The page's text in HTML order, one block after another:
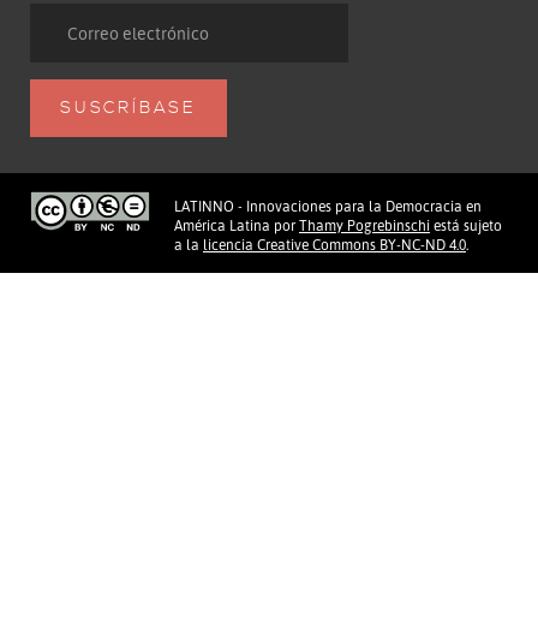
LATINNO - Innovaciones para la Democracia en
América Latina por Thamy Pogrebinschi está sujeto
a la licencia Creative Commons BY-NC-ND 4.0.